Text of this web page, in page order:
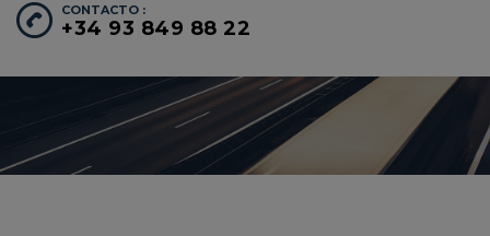
CONTACTO :
+34 93 849 88 22